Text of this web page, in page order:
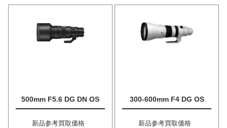
500mm F5.6 DG DN OS
新品参考買取価格
300-600mm F4 DG OS
新品参考買取価格